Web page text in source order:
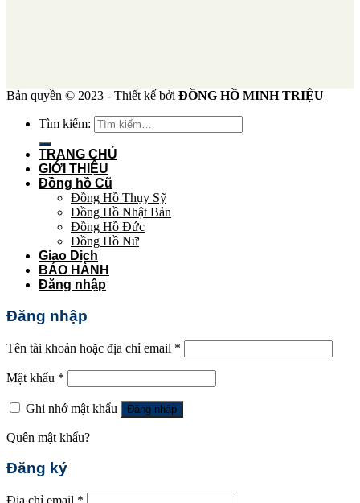
Bản quyền © 2023 - Thiết kế bởi ĐỒNG HỒ MINH TRIỆU
Tìm kiếm:
TRANG CHỦ
GIỚI THIỆU
Đồng hồ Cũ
Đồng Hồ Thụy Sỹ
Đồng Hồ Nhật Bản
Đồng Hồ Đức
Đồng Hồ Nữ
Giao Dịch
BẢO HÀNH
Đăng nhập
Đăng nhập
Tên tài khoản hoặc địa chỉ email *
Mật khẩu *
Ghi nhớ mật khẩu Đăng nhập
Quên mật khẩu?
Đăng ký
Địa chỉ email *